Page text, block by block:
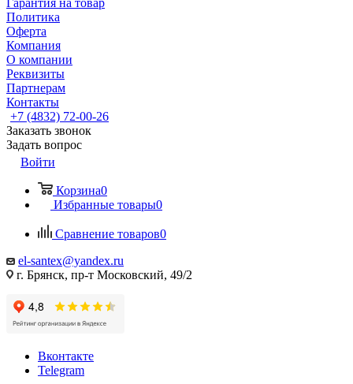
Гарантия на товар
Политика
Оферта
Компания
О компании
Реквизиты
Партнерам
Контакты
+7 (4832) 72-00-26
Заказать звонок
Задать вопрос
Войти
Корзина0
Избранные товары0
Сравнение товаров0
el-santex@yandex.ru
г. Брянск, пр-т Московский, 49/2
Вконтакте
Telegram